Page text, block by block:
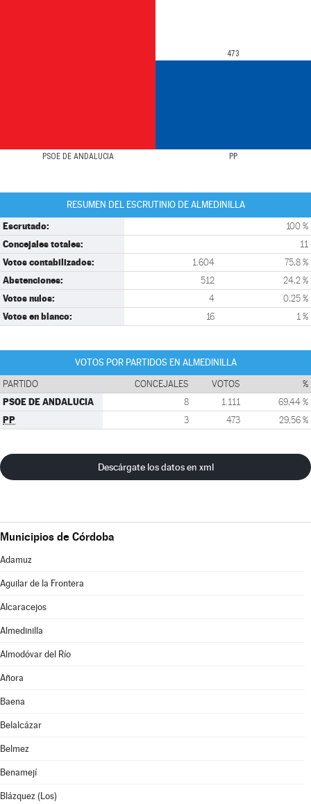
PSOE DE ANDALUCIA PP
473
RESUMEN DEL ESCRUTINIO DE ALMEDINILLA
Escrutado: 100 %
Concejales totales: 11
Votos contabilizados: 1.604 75,8 %
Abstenciones: 512 24,2 %
Votos nulos: 4 0,25 %
Votos en blanco: 16 1 %
VOTOS POR PARTIDOS EN ALMEDINILLA
PARTIDO CONCEJALES VOTOS %
PSOE DE ANDALUCIA 8 1.111 69,44 %
PP 3 473 29,56 %
Descárgate los datos en xml
Municipios de Córdoba
Adamuz
Aguilar de la Frontera
Alcaracejos
Almedinilla
Almodóvar del Río
Añora
Baena
Belalcázar
Belmez
Benamejí
Blázquez (Los)